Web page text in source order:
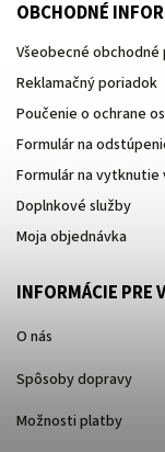
OBCHODNÉ
Všeobecné
Reklamačný poriadok
Poučenie o ochrane
Formulár na
Formulár na vytknutie
Doplnkové služby
Moja objednávka
INFORMÁCIE PRE
O nás
Spôsoby dopravy
Možnosti platby